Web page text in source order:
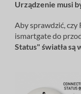
Urządzenie musi
Aby sprawdzić, czy
ismartgate do
Status" światłasą